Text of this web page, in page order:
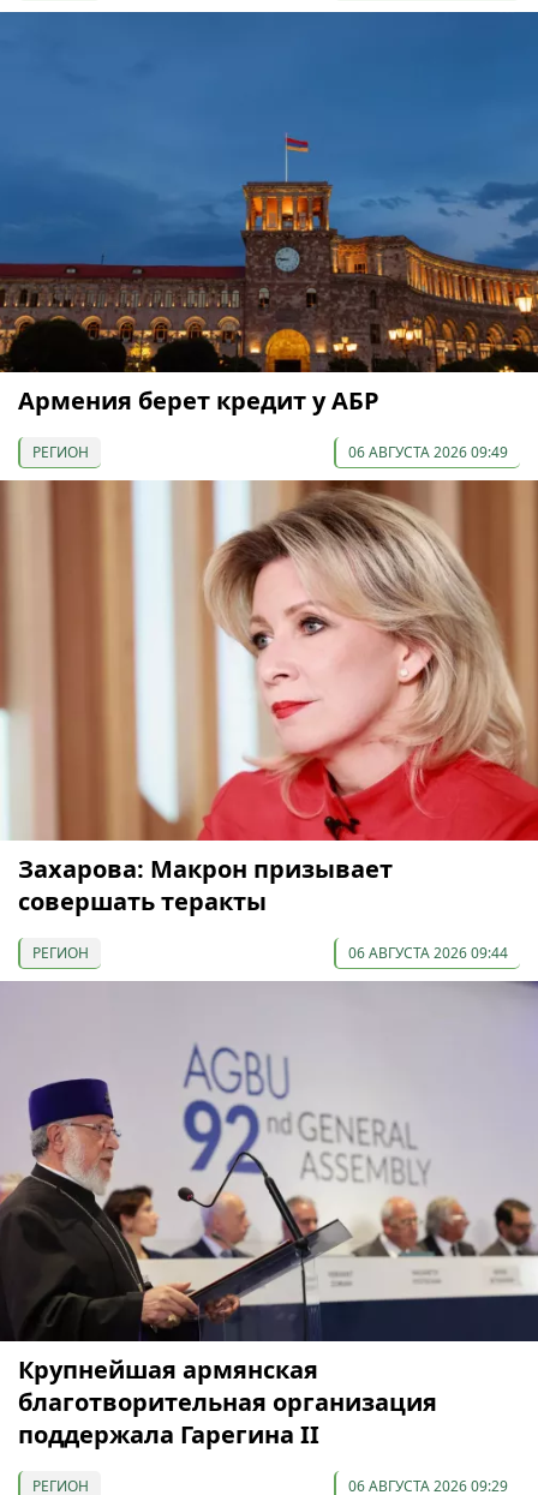
Армения берет кредит у АБР
РЕГИОН 06 АВГУСТА 2026 09:49
Захарова: Макрон призывает
совершать теракты
РЕГИОН 06 АВГУСТА 2026 09:44
Крупнейшая армянская
благотворительная организация
поддержала Гарегина II
РЕГИОН 06 АВГУСТА 2026 09:29